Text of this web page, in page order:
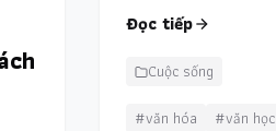
Đọc tiếp
Cuộc sống
#văn hóa
#văn học